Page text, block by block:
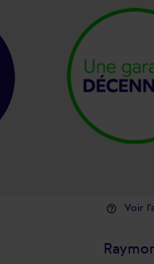
help_outline Voir